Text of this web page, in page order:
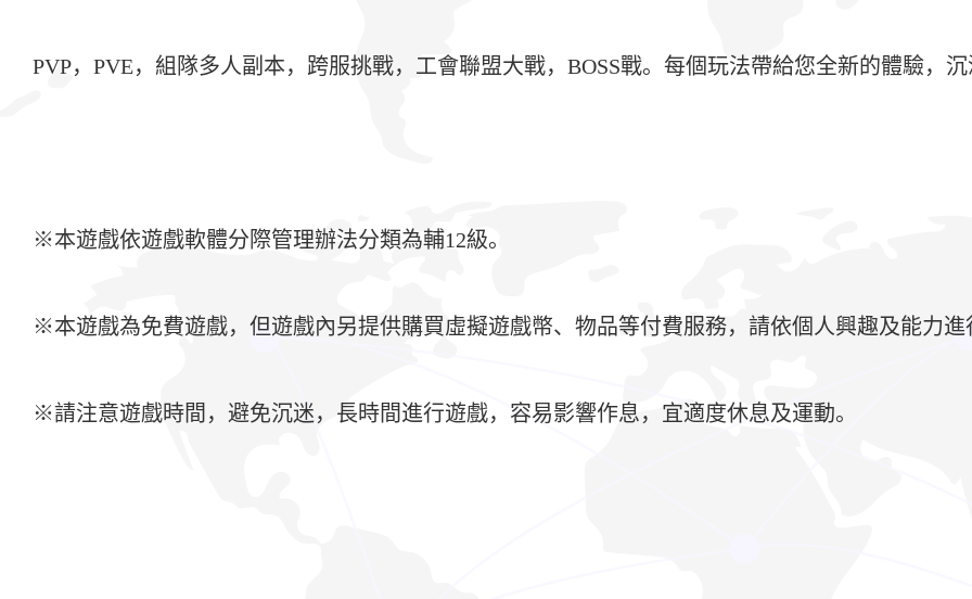
PVP，PVE，組隊多人副本，跨服挑戰，工會聯盟大戰，BOSS戰。每個玩法帶給您全新的體驗，
※本遊戲依遊戲軟體分際管理辦法分類為輔12級。
※本遊戲為免費遊戲，但遊戲內另提供購買虛擬遊戲幣、物品等付費服務，請依個人興趣及能力進
※請注意遊戲時間，避免沉迷，長時間進行遊戲，容易影響作息，宜適度休息及運動。